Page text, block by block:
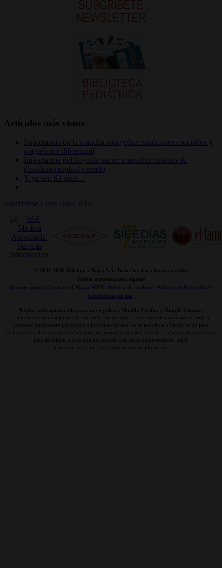
Artículos más vistos
Importancia de la mancha mongólica: síndromes asociados y
diagnóstico diferencial
Importancia del hoyuelo sacro: marcador cutáneo de
disrafismo espinal cerrado
Y ya son 63 años…
Suscribirse a este canal RSS
© 2011- 2026 Ediciones Mayo S.A. Todos los derechos reservados
Última actualización: Agosto
Quienes somos| Contacto Mapa WEB| Politica de cookies|
Politica de Privacidad /
Condiciones de uso
Página web optimizada para navegadores Mozilla Firefox y Google Chrome
La información contenida en esta web está dirigida a profesionales sanitarios y podría
contener datos sobre productos o información que no es accesible o válida en su país.
Le hacemos saber que no nos hacemos responsables si usted accede a información que en su
país de origen puede que no cumpla con algún requerimiento legal,
o no estar regulada, registrada o autorizado su uso.